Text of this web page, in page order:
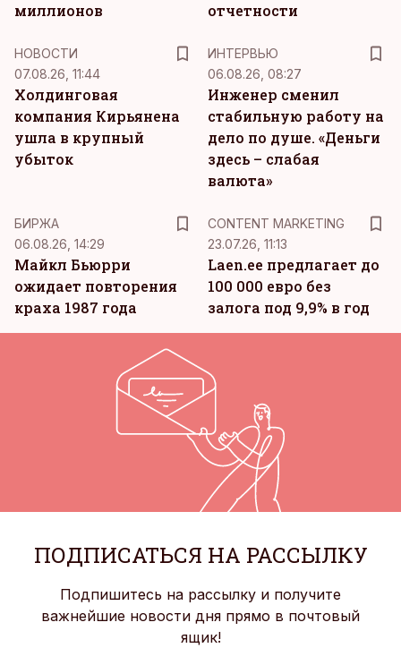
миллионов
отчетности
НОВОСТИ
07.08.26, 11:44
Холдинговая
компания Кирьянена
ушла в крупный
убыток
ИНТЕРВЬЮ
06.08.26, 08:27
Инженер сменил
стабильную работу на
дело по душе. «Деньги
здесь – слабая
валюта»
БИРЖА
06.08.26, 14:29
Майкл Бьюрри
ожидает повторения
краха 1987 года
CONTENT MARKETING
23.07.26, 11:13
Laen.ee предлагает до
100 000 евро без
залога под 9,9% в год
ПОДПИСАТЬСЯ НА РАССЫЛКУ
Подпишитесь на рассылку и получите
важнейшие новости дня прямо в почтовый
ящик!